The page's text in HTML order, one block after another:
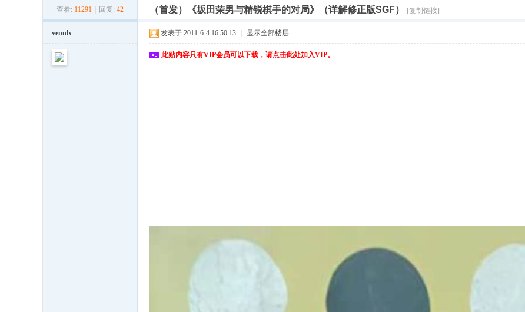
查看: 11291 回复: 42 （首发）《坂田荣男与精锐棋手的对局》（详解修正版SGF） [复制链接]
vennlx 发表于 2011-6-4 16:50:13 显示全部楼层
此贴内容只有VIP会员可以下载，请点击此处加入VIP。